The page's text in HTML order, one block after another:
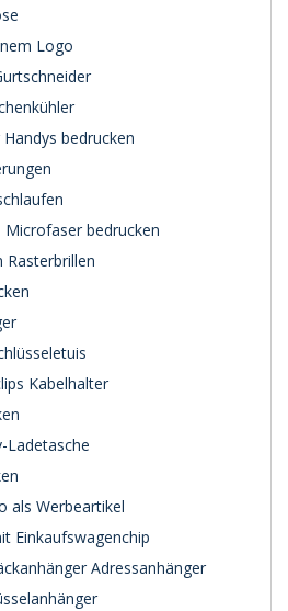
Logo
bedrucken
bedrucken
Rasterbrillen
Kabelhalter
Ladetasche
als Werbeartikel
Einkaufswagenchip
Adressanhänger